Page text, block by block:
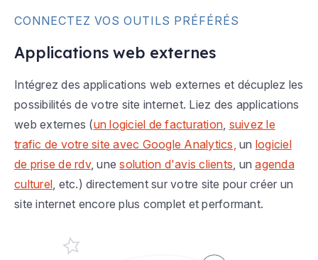
CONNECTEZ VOS OUTILS PRÉFÉRÉS
Applications web externes
Intégrez des applications web externes et décuplez les
possibilités de votre site internet. Liez des applications
web externes (un logiciel de facturation, suivez le
trafic de votre site avec Google Analytics, un logiciel
de prise de rdv, unesolution d'avis clients, unagenda
culturel, etc.) directement sur votre site pour créer un
site internet encore plus complet et performant.